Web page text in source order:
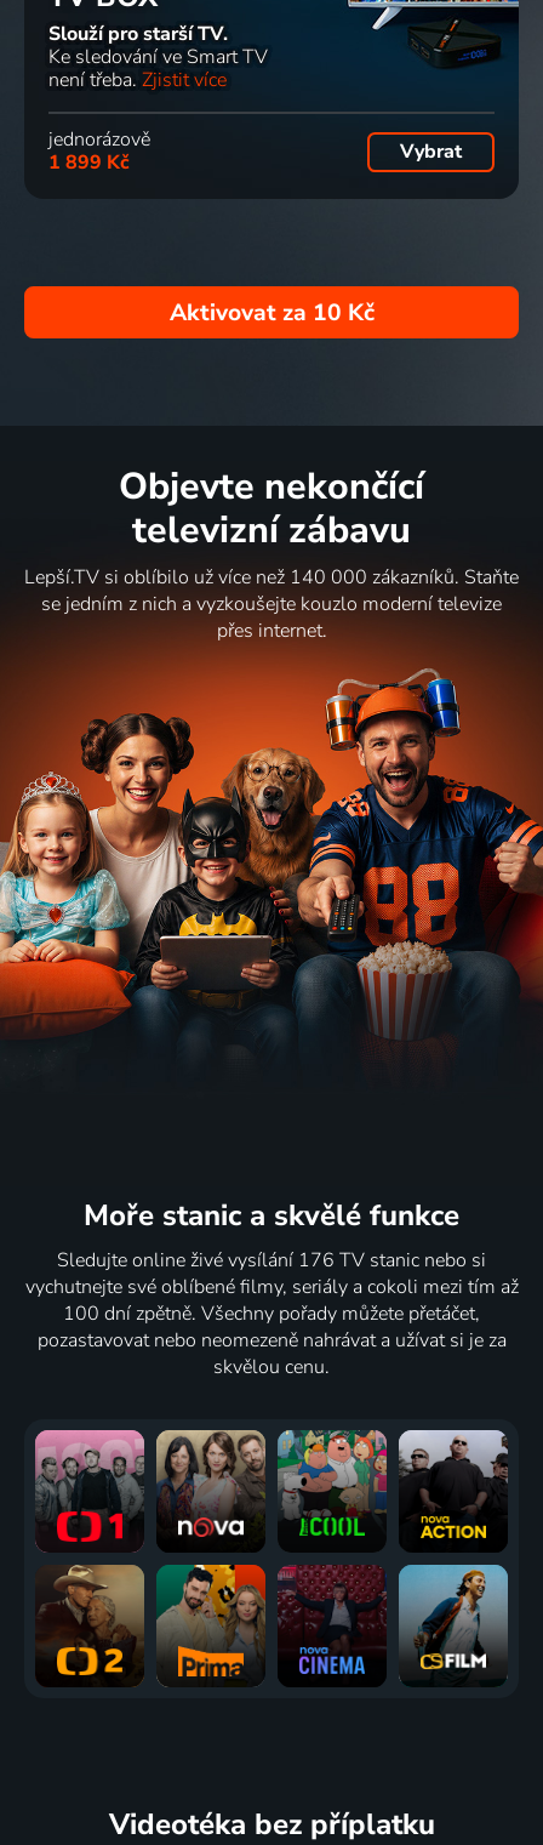
Slouží pro starší TV.
Ke sledování ve Smart TV
není třeba. Zjistit více
jednorázově
1 899 Kč
Vybrat
Aktivovat za 10 Kč
Objevte nekončící
televizní zábavu
Lepší.TV si oblíbilo už více než 140 000 zákazníků. Staňte
se jedním z nich a vyzkoušejte kouzlo moderní televize
přes internet.
Moře stanic a skvělé funkce
Sledujte online živé vysílání 176 TV stanic nebo si
vychutnejte své oblíbené filmy, seriály a cokoli mezi tím až
100 dní zpětně. Všechny pořady můžete přetáčet,
pozastavovat nebo neomezeně nahrávat a užívat si je za
skvělou cenu.
Videotéka bez příplatku